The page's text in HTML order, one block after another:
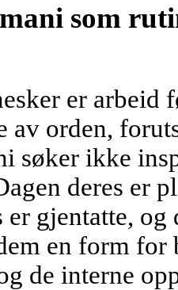
som
er arbeid
av orden,
søker ikke
deres er
er gjentatte,
en form for
de interne